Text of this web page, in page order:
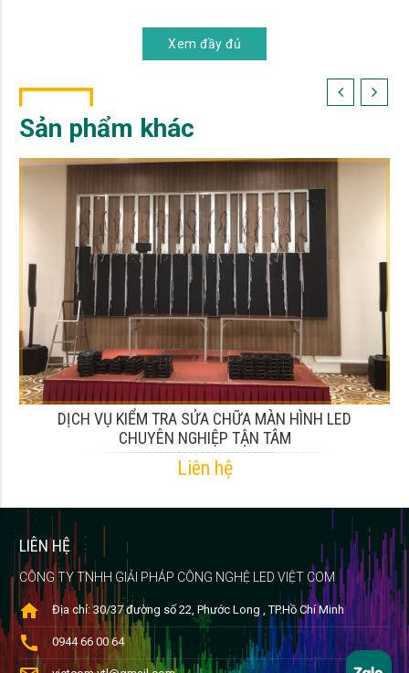
Xem đầy đủ
Sản phẩm khác
DỊCH VỤ KIỂM TRA SỬA CHỮA MÀN HÌNH LED
CHUYÊN NGHIỆP TẬN TÂM
Liên hệ
LIÊN HỆ
CÔNG TY TNHH GIẢI PHÁP CÔNG NGHỆ LED VIỆT COM
home Địa chỉ: 30/37 đường số 22, Phước Long , TP.Hồ Chí Minh
call 0944 66 00 64